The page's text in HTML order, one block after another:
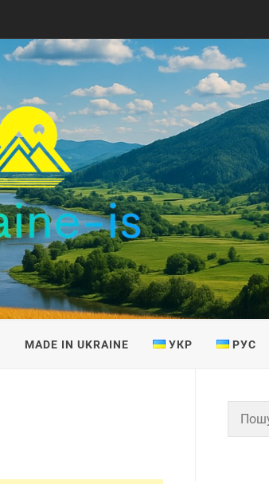
MADE IN UKRAINE УКР РУС